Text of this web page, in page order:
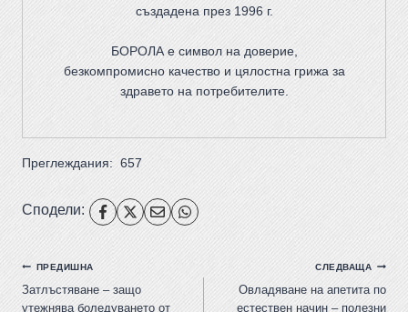
създадена през 1996 г.
БОРОЛА е символ на доверие,
безкомпромисно качество и цялостна грижа за
здравето на потребителите.
Преглеждания: 657
Сподели:
ПРЕДИШНА
Затлъстяване – защо
утежнява боледуването от
СЛЕДВАЩА
Овладяване на апетита по
естествен начин – полезни